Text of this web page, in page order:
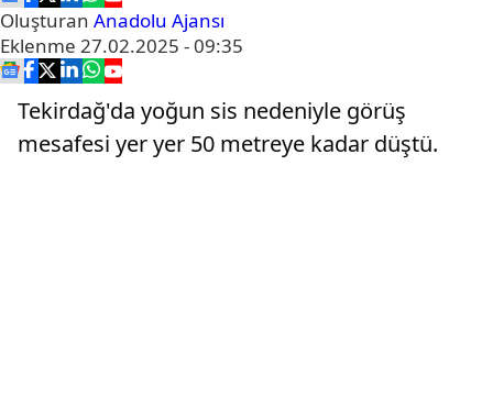
Oluşturan Anadolu Ajansı
Eklenme 27.02.2025 - 09:35
Tekirdağ'da yoğun sis nedeniyle görüş
mesafesi yer yer 50 metreye kadar düştü.